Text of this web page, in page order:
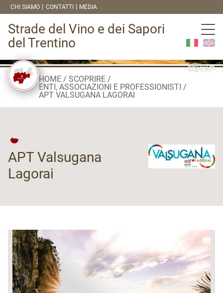
CHI SIAMO CONTATTI MEDIA
Strade del Vino e dei Sapori
del Trentino
HOME
SCOPRIRE
ENTI, ASSOCIAZIONI E PROFESSIONISTI
APT VALSUGANA LAGORAI
APT Valsugana
Lagorai